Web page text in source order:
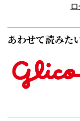
あわせて読みた